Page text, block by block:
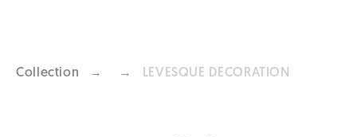
Collection → → LEVESQUE DECORATION